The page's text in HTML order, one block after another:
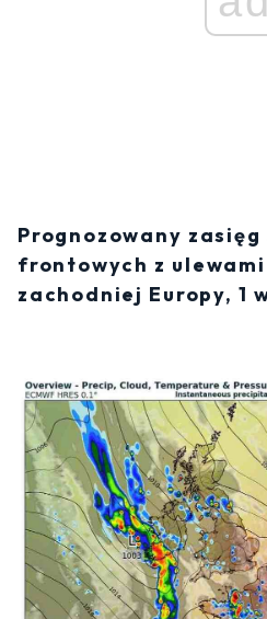
Prognozowany zasięg
frontowych z
zachodniej Europy, 1